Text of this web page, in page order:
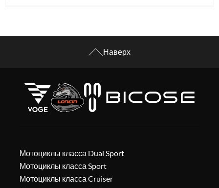
Наверх
Мотоциклы класса Dual Sport
Мотоциклы класса Sport
Мотоциклы класса Cruiser